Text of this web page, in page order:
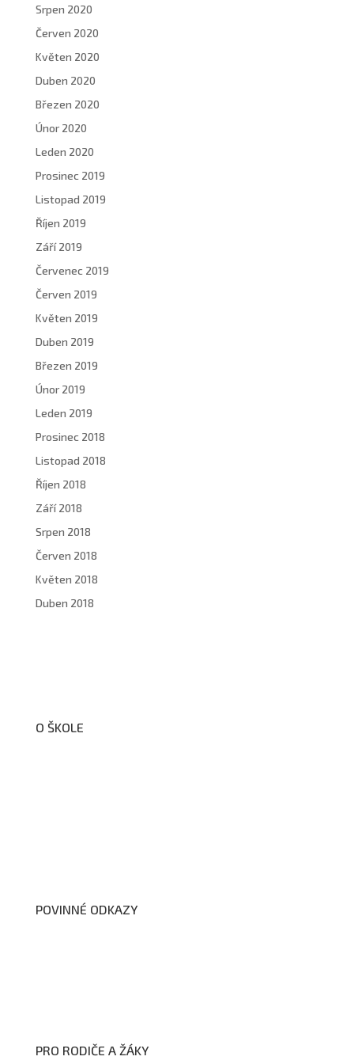
Srpen 2020
Červen 2020
Květen 2020
Duben 2020
Březen 2020
Únor 2020
Leden 2020
Prosinec 2019
Listopad 2019
Říjen 2019
Září 2019
Červenec 2019
Červen 2019
Květen 2019
Duben 2019
Březen 2019
Únor 2019
Leden 2019
Prosinec 2018
Listopad 2018
Říjen 2018
Září 2018
Srpen 2018
Červen 2018
Květen 2018
Duben 2018
O ŠKOLE
POVINNÉ ODKAZY
PRO RODIČE A ŽÁKY